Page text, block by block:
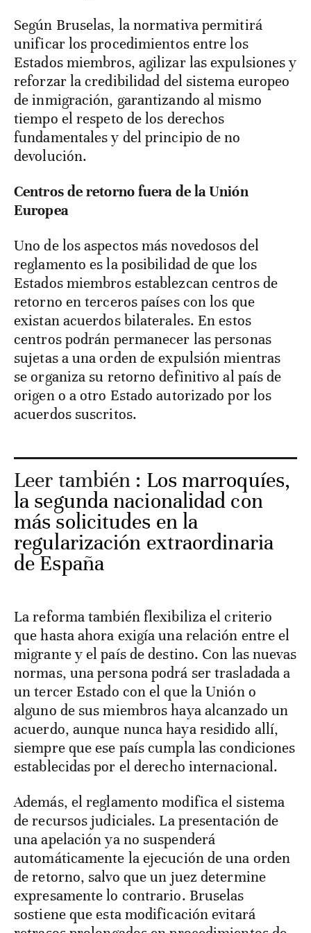
Según Bruselas, la normativa permitirá
unificar los procedimientos entre los
Estados miembros, agilizar las expulsiones y
reforzar la credibilidad del sistema europeo
de inmigración, garantizando al mismo
tiempo el respeto de los derechos
fundamentales y del principio de no
devolución.
Centros de retorno fuera de la Unión
Europea
Uno de los aspectos más novedosos del
reglamento es la posibilidad de que los
Estados miembros establezcan centros de
retorno en terceros países con los que
existan acuerdos bilaterales. En estos
centros podrán permanecer las personas
sujetas a una orden de expulsión mientras
se organiza su retorno definitivo al país de
origen o a otro Estado autorizado por los
acuerdos suscritos.
Leer también : Los marroquíes,
la segunda nacionalidad con
más solicitudes en la
regularización extraordinaria
de España
La reforma también flexibiliza el criterio
que hasta ahora exigía una relación entre el
migrante y el país de destino. Con las nuevas
normas, una persona podrá ser trasladada a
un tercer Estado con el que la Unión o
alguno de sus miembros haya alcanzado un
acuerdo, aunque nunca haya residido allí,
siempre que ese país cumpla las condiciones
establecidas por el derecho internacional.
Además, el reglamento modifica el sistema
de recursos judiciales. La presentación de
una apelación ya no suspenderá
automáticamente la ejecución de una orden
de retorno, salvo que un juez determine
expresamente lo contrario. Bruselas
sostiene que esta modificación evitará